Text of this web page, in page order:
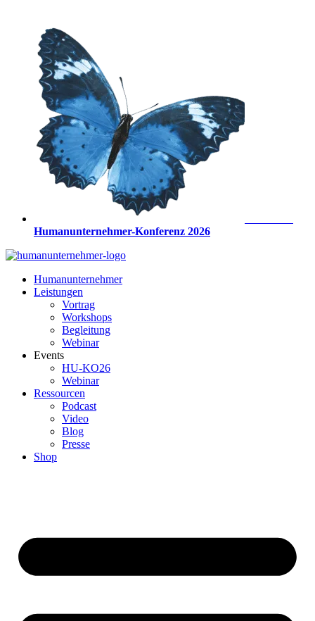
springen
Humanunternehmer-Konferenz 2026
Humanunternehmer
Leistungen
Vortrag
Workshops
Begleitung
Webinar
Events
HU-KO26
Webinar
Ressourcen
Podcast
Video
Blog
Presse
Shop